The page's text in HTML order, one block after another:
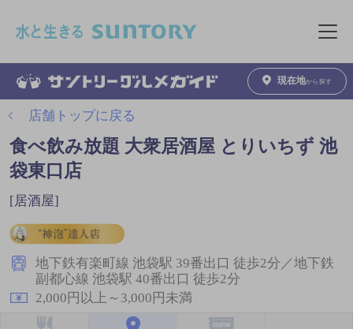
メニュ
現在地から探す
店舗トップに戻る
食べ飲み放題 大衆居酒屋 とりいちず 池
袋東口店
[居酒屋]
地下鉄有楽町線 池袋駅 39番出口 徒歩2分／地下鉄
副都心線 池袋駅 40番出口 徒歩2分
2,000円以上～3,000円未満